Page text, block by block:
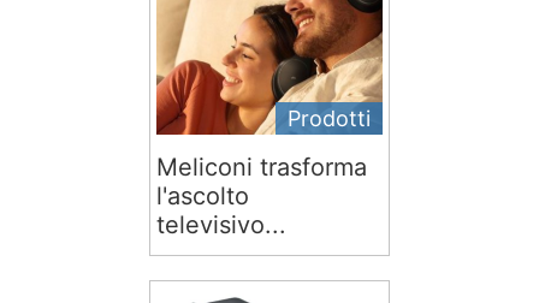
Prodotti
Meliconi trasforma
l'ascolto
televisivo...